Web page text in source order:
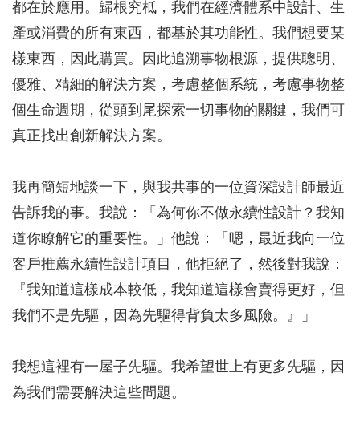
都在於應用。歸根究柢，我們在經濟體系中設計、生
產或消費的所有東西，都基於其功能性。我們想要某
樣東西，因此購買。因此追溯事物根源，提供聰明、
優雅、精細的解決方案，考慮整個系統，考慮事物整
個生命週期，從頭到尾探索一切事物的關鍵，我們可
真正找出創新解決方案。
我再簡短地談一下，與我共事的一位資深設計師最近
告訴我的事。我說：「為何你不做永續性設計？我知
道你瞭解它的重要性。」他說：「嗯，最近我向一位
客戶推薦永續性設計項目，他拒絕了，然後對我說：
『我知道這樣成本較低，我知道這樣會賣得更好，但
我們不是先驅，因為先驅得背負太多風險。』」
我想這裡有一屋子先驅。我希望世上有更多先驅，因
為我們需要解決這些問題。